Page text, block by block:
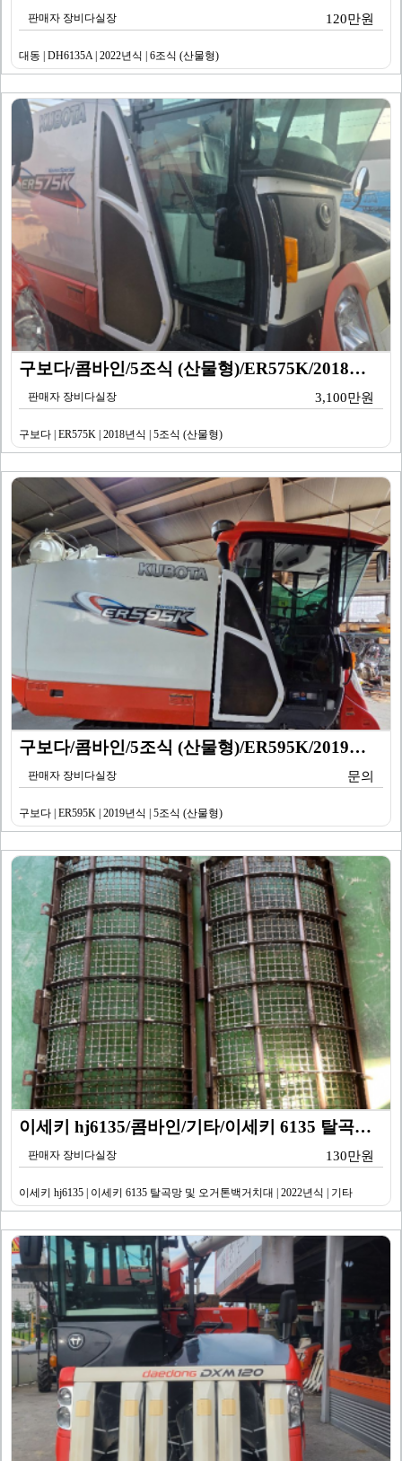
판매자 장비다실장 120만원
대동 | DH6135A | 2022년식 | 6조식 (산물형)
구보다/콤바인/5조식 (산물형)/ER575K/2018년…
판매자 장비다실장 3,100만원
구보다 | ER575K | 2018년식 | 5조식 (산물형)
구보다/콤바인/5조식 (산물형)/ER595K/2019년…
판매자 장비다실장 문의
구보다 | ER595K | 2019년식 | 5조식 (산물형)
이세키 hj6135/콤바인/기타/이세키 6135 탈곡망…
판매자 장비다실장 130만원
이세키 hj6135 | 이세키 6135 탈곡망 및 오거톤백거치대 | 2022년식 | 기타